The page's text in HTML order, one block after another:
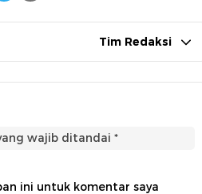
Tim Redaksi
wajib ditandai *
ini untuk komentar saya